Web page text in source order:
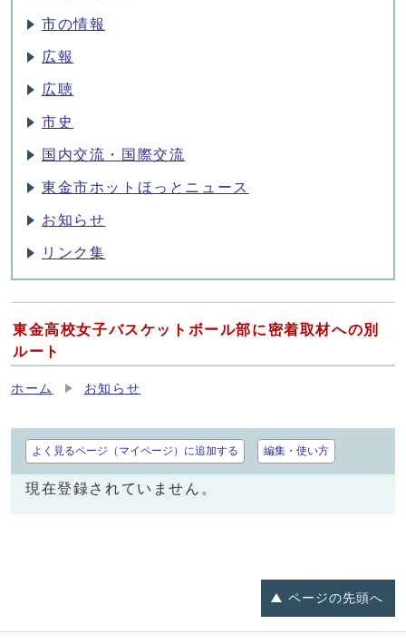
市の情報
広報
広聴
市史
国内交流・国際交流
東金市ホットほっとニュース
お知らせ
リンク集
東金高校女子バスケットボール部に密着取材への別
ルート
ホーム お知らせ
よく見るページ（マイページ）に追加する 編集・使い方
現在登録されていません。
ページの先頭へ